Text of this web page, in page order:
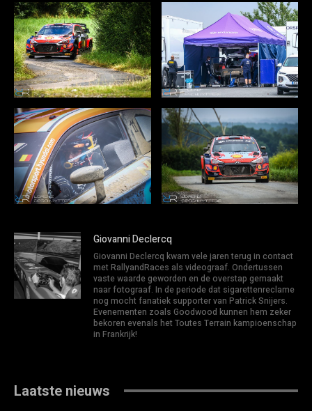
Giovanni Declercq
Giovanni Declercq kwam vele jaren terug in contact
met RallyandRaces als videograaf. Ondertussen
vaste waarde geworden en de overstap gemaakt
naar fotograaf. In de periode dat sigarettenreclame
nog mocht fanatiek supporter van Patrick Snijers.
Evenementen zoals Goodwood kunnen hem zeker
bekoren evenals het Toutes Terrain kampioenschap
in Frankrijk!
Laatste nieuws